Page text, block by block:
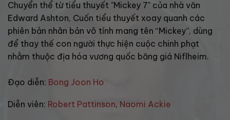
Chuyển thể từ tiểu thuyết "Mickey 7" của nhà văn
Edward Ashton, Cuốn tiểu thuyết xoay quanh các
phiên bản nhân bản vô tính mang tên “Mickey”, dùng
để thay thế con người thực hiện cuộc chinh phạt
nhằm thuộc địa hóa vương quốc băng giá Niflheim.
Đạo diễn: Bong Joon Ho
Diễn viên: Robert Pattinson, Naomi Ackie